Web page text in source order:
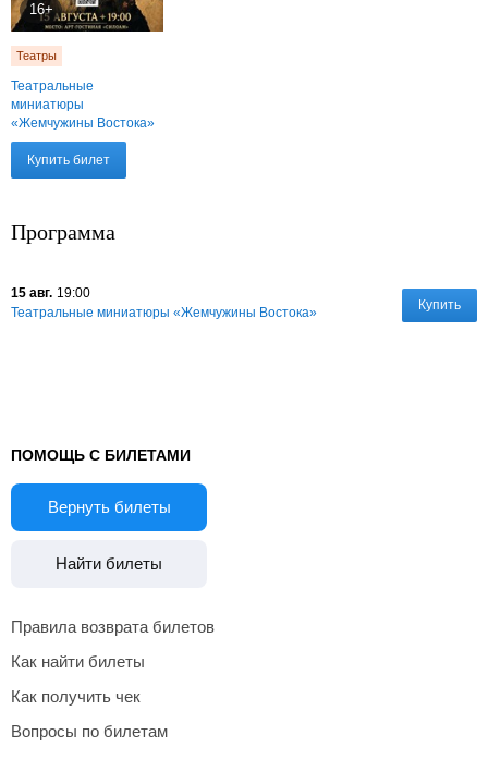
16+
Театры
Театральные
миниатюры
«Жемчужины Востока‎»
Купить билет
Программа
15 авг. 19:00
Театральные миниатюры «Жемчужины Востока‎»
Купить
ПОМОЩЬ С БИЛЕТАМИ
Вернуть билеты
Найти билеты
Правила возврата билетов
Как найти билеты
Как получить чек
Вопросы по билетам